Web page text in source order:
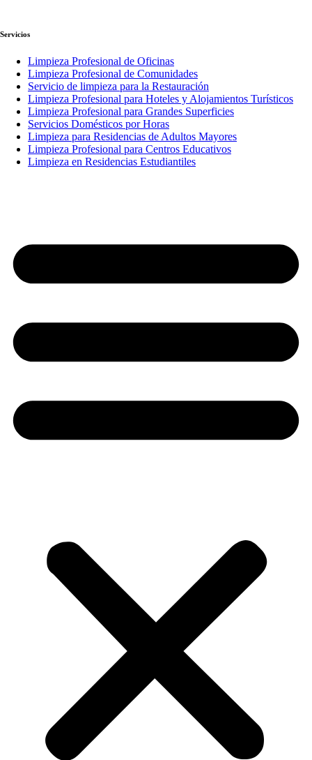
Servicios
Limpieza Profesional de Oficinas
Limpieza Profesional de Comunidades
Servicio de limpieza para la Restauración
Limpieza Profesional para Hoteles y Alojamientos Turísticos
Limpieza Profesional para Grandes Superficies
Servicios Domésticos por Horas
Limpieza para Residencias de Adultos Mayores
Limpieza Profesional para Centros Educativos
Limpieza en Residencias Estudiantiles